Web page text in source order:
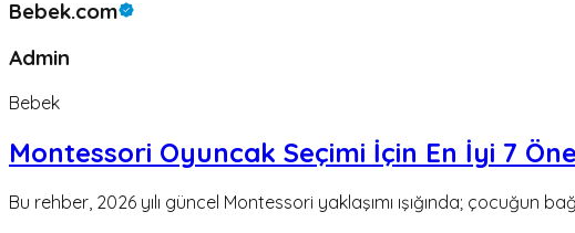
Bebek.com
Admin
Bebek
Montessori Oyuncak Seçimi İçin En İyi 7
Bu rehber, 2026 yılı güncel Montessori yaklaşımı ışığında; çocuğun